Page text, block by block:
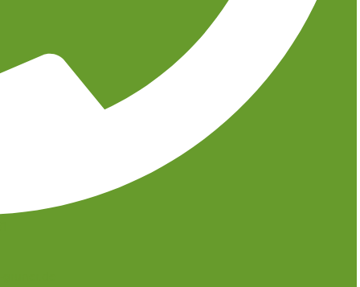
Eigenheime beschränkt. Auch in
Mehrfamilienhäusern werden sie zunehmend
installiert – und das aus gutem Grund.
Photovoltaikanlagen bieten zahlreiche Vorteile
sowohl für Vermieter:innen als auch für Mieter:innen.
Nach der Installation einer Photovoltaikanlage profitieren alle
Beteiligten langfristig von geringeren Stromkosten, da die
Anlagen den Bedarf an Netzstrom reduzieren und die
Möglichkeit bieten, überschüssige Energie zurück ins Netz
einzuspeisen.